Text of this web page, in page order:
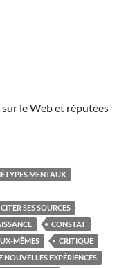
le Web et réputées
MENTAUX
CITER SES SOURCES
CONSTAT
MÊMES
CRITIQUE
NOUVELLES EXPÉRIENCES